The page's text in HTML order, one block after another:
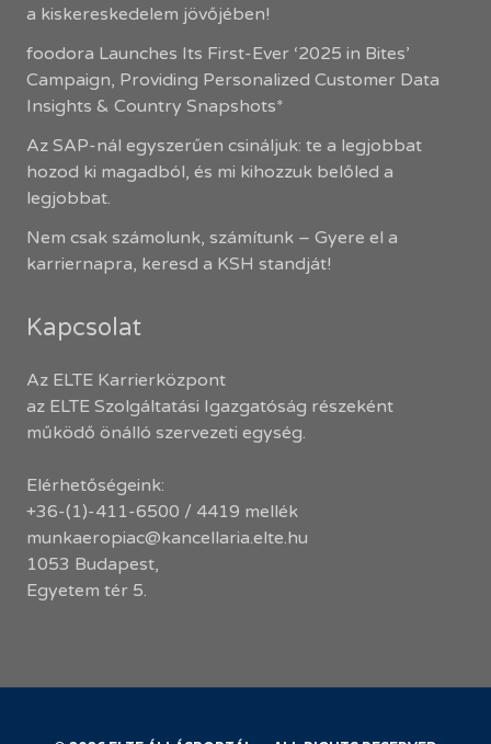
a kiskereskedelem jövőjében!
foodora Launches Its First-Ever ‘2025 in Bites’
Campaign, Providing Personalized Customer Data
Insights & Country Snapshots*
Az SAP-nál egyszerűen csináljuk: te a legjobbat
hozod ki magadból, és mi kihozzuk belőled a
legjobbat.
Nem csak számolunk, számítunk – Gyere el a
karriernapra, keresd a KSH standját!
Kapcsolat
Az ELTE Karrierközpont
az ELTE Szolgáltatási Igazgatóság részeként
működő önálló szervezeti egység.
Elérhetőségeink:
+36-(1)-411-6500 / 4419 mellék
munkaeropiac@kancellaria.elte.hu
1053 Budapest,
Egyetem tér 5.